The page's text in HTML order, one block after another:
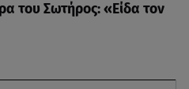
του Σωτήρος: «Είδα τον